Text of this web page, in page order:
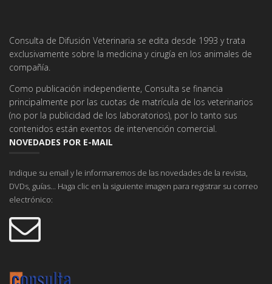
Consulta de Difusión Veterinaria se edita desde 1993 y trata
exclusivamente sobre la medicina y cirugía en los animales de
compañía.
Como publicación independiente, Consulta se financia
principalmente por las cuotas de matrícula de los veterinarios
(no por la publicidad de los laboratorios), por lo tanto sus
contenidos están exentos de intervención comercial.
NOVEDADES POR E-MAIL
Indique su email y le informaremos de las novedades de la revista,
DVDs, guías... Haga clic en la siguiente imagen para registrar su correo
electrónico: